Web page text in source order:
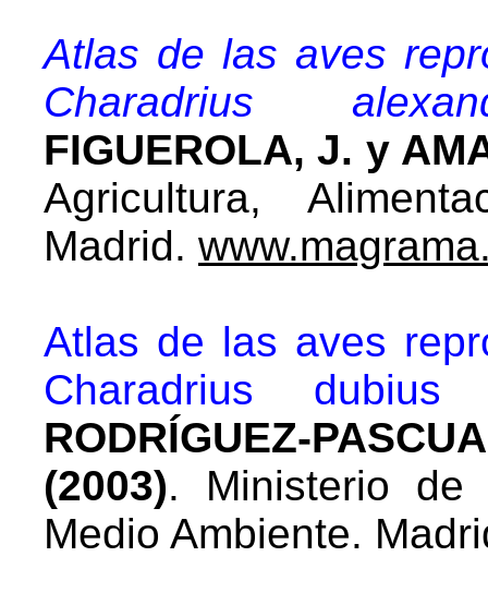
Atlas de las aves
Charadrius
FIGUEROLA, J. y
Agricultura,
Madrid.
Atlas de las aves
Charadrius
RODRÍGUEZ-
(2003). Ministerio de
Medio Ambiente.